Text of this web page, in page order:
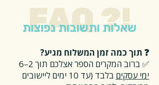
FAQ ?!
שאלות ותשובות נפוצות
❓ תוך כמה זמן המשלוח מגיע?
✅ ברוב המקרים הספר אצלכם תוך 2–6
ימי עסקים
בלבד (עד 10 ימים ליישובים